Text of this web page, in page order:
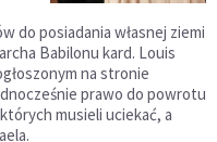
do posiadania własnej ziemi
Babilonu kard. Louis
na stronie
prawo do powrotu
musieli uciekać, a